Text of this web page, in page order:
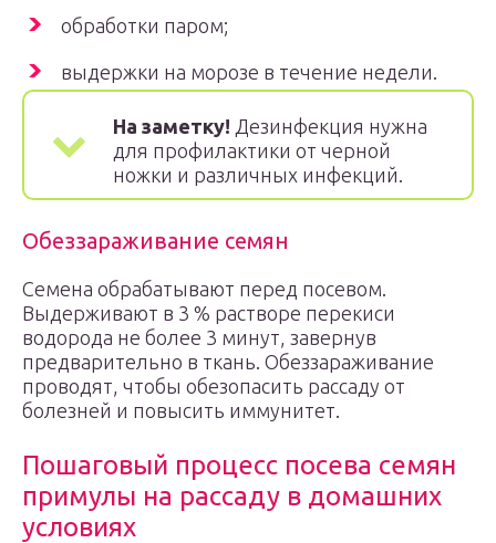
обработки паром;
выдержки на морозе в течение недели.
На заметку! Дезинфекция нужна
для профилактики от черной
ножки и различных инфекций.
Обеззараживание семян
Семена обрабатывают перед посевом.
Выдерживают в 3 % растворе перекиси
водорода не более 3 минут, завернув
предварительно в ткань. Обеззараживание
проводят, чтобы обезопасить рассаду от
болезней и повысить иммунитет.
Пошаговый процесс посева семян
примулы на рассаду в домашних
условиях